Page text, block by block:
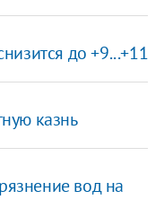
до +9...+11
казнь
вод на